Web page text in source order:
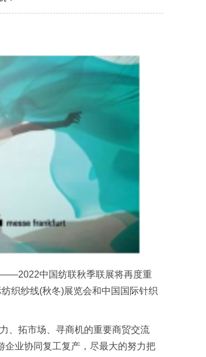
中国纺联秋季联展将再度重
织纱线(秋冬)展览会和中国国际针织
拓市场、寻商机的重要商贸交流
企业协同复工复产，尽最大的努力把